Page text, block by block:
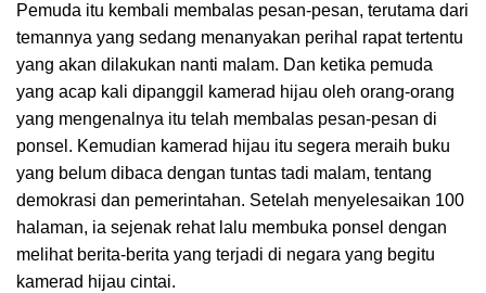
Pemuda itu kembali membalas pesan-pesan, terutama dari
temannya yang sedang menanyakan perihal rapat tertentu
yang akan dilakukan nanti malam. Dan ketika pemuda
yang acap kali dipanggil kamerad hijau oleh orang-orang
yang mengenalnya itu telah membalas pesan-pesan di
ponsel. Kemudian kamerad hijau itu segera meraih buku
yang belum dibaca dengan tuntas tadi malam, tentang
demokrasi dan pemerintahan. Setelah menyelesaikan 100
halaman, ia sejenak rehat lalu membuka ponsel dengan
melihat berita-berita yang terjadi di negara yang begitu
kamerad hijau cintai.